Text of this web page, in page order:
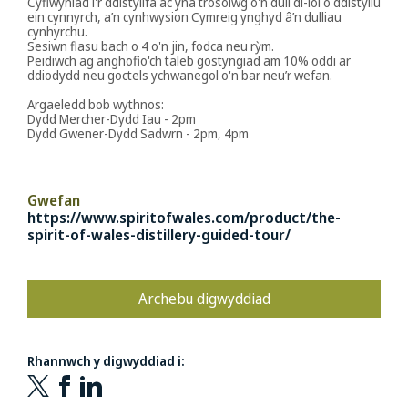
ein cynnyrch, a’n cynhwysion Cymreig ynghyd â’n dulliau
cynhyrchu.
Sesiwn flasu bach o 4 o'n jin, fodca neu rỳm.
Peidiwch ag anghofio'ch taleb gostyngiad am 10% oddi ar
ddiodydd neu goctels ychwanegol o'n bar neu’r wefan.
Argaeledd bob wythnos:
Dydd Mercher-Dydd Iau - 2pm
Dydd Gwener-Dydd Sadwrn - 2pm, 4pm
Gwefan
https://www.spiritofwales.com/product/the-
spirit-of-wales-distillery-guided-tour/
Archebu digwyddiad
Rhannwch y digwyddiad i: